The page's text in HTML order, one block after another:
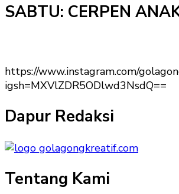
SABTU: CERPEN
https://www.instagram.com/
igsh=MXVlZDR5ODlwd3NsdQ==
Dapur Redaksi
Tentang Kami